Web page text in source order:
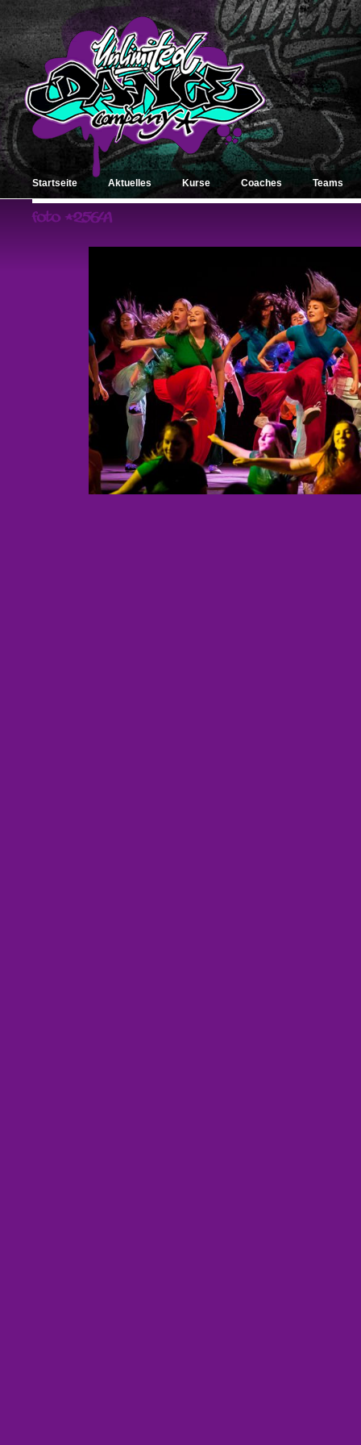
Startseite Aktuelles Kurse Coaches Teams